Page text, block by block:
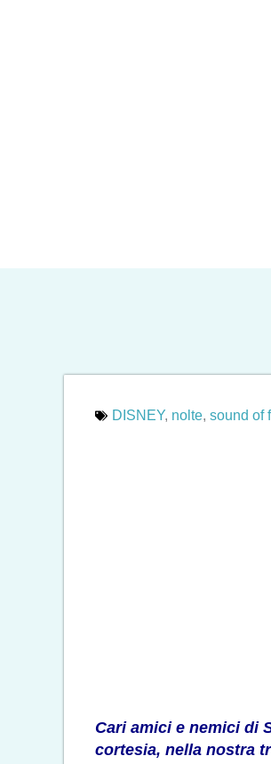
DISNEY, nolte, sound of
Cari amici e nemici di
cortesia, nella nostra